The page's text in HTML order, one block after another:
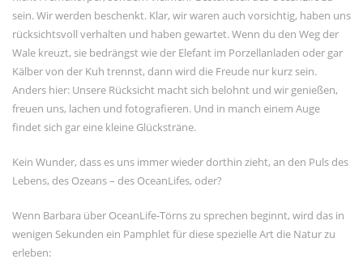
sein. Wir werden beschenkt. Klar, wir waren auch vorsichtig, haben uns
rücksichtsvoll verhalten und haben gewartet. Wenn du den Weg der
Wale kreuzt, sie bedrängst wie der Elefant im Porzellanladen oder gar
Kälber von der Kuh trennst, dann wird die Freude nur kurz sein.
Anders hier: Unsere Rücksicht macht sich belohnt und wir genießen,
freuen uns, lachen und fotografieren. Und in manch einem Auge
findet sich gar eine kleine Glücksträne.
Kein Wunder, dass es uns immer wieder dorthin zieht, an den Puls des
Lebens, des Ozeans – des OceanLifes, oder?
Wenn Barbara über OceanLife-Törns zu sprechen beginnt, wird das in
wenigen Sekunden ein Pamphlet für diese spezielle Art die Natur zu
erleben: